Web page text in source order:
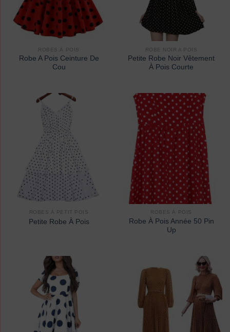
ROBES À POIS
Robe A Pois Ceinture De
Cou
ROBE NOIR A POIS
Petite Robe Noir Vêtement
À Pois Courte
ROBES À PETIT POIS
Petite Robe À Pois
ROBES À POIS
Robe À Pois Année 50 Pin
Up